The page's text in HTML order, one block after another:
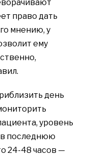
право дать
мнению, у
ему
день
уровень
в последнюю
24-48 часов —